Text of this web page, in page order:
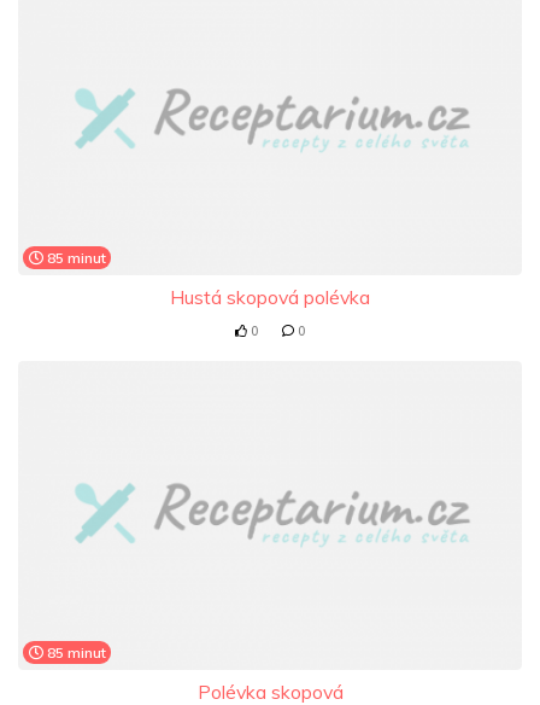
85 minut
Hustá skopová polévka
0 0
85 minut
Polévka skopová